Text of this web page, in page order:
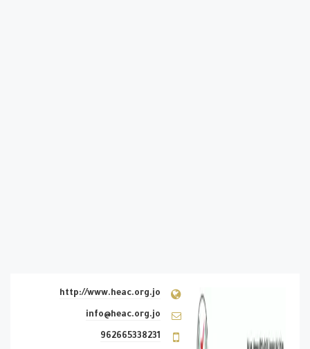
http://www.heac.org.jo
info@heac.org.jo
962665338231